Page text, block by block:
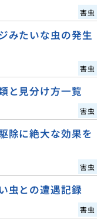
害虫
みたいな虫の発生
害虫
と見分け方一覧
害虫
除に絶大な効果を
害虫
虫との遭遇記録
害虫